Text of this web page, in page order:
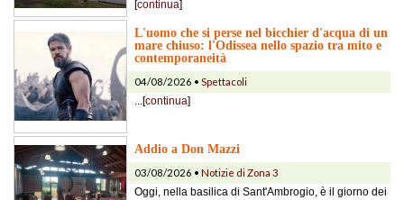
[continua]
L'uomo che si perse nel bicchier d'acqua di un
mare chiuso: l'Odissea nello spazio tra mito e
contemporaneità
04/08/2026 • Spettacoli
...[continua]
Addio a Don Mazzi
03/08/2026 • Notizie di Zona 3
Oggi, nella basilica di Sant'Ambrogio, è il giorno dei